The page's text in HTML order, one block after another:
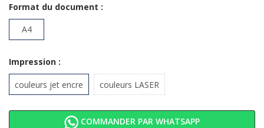
Format du document :
A4
Impression :
couleurs jet encre couleurs LASER
COMMANDER PAR WHATSAPP